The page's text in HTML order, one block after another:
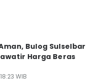
Bulog Sulselbar
Harga Beras
WIB